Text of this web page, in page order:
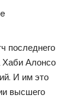
последнего
Хаби Алонсо
И им это
высшего